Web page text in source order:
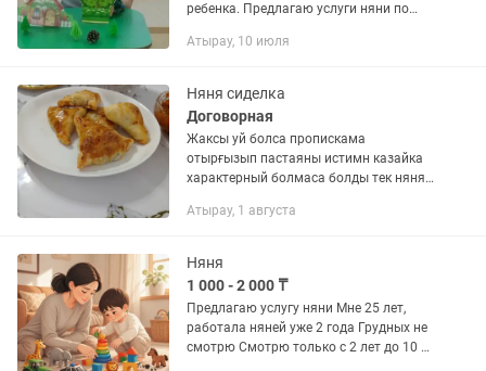
ребенка. Предлагаю услуги няни по
дням. Провожу в детьми развивающие
Атырау, 10 июля
Няня сиделка
Договорная
Жаксы уй болса пропискама
отырғызып пастаяны истимн казайка
характерный болмаса болды тек няня
Атырау, 1 августа
Няня
1 000 - 2 000 ₸
Предлагаю услугу няни Мне 25 лет,
работала няней уже 2 года Грудных не
смотрю Смотрю только с 2 лет до 10 1